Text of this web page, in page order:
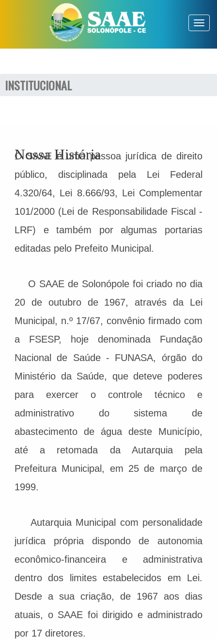
INSTITUCIONAL
Nossa História
O SAAE é uma pessoa jurídica de direito
público, disciplinada pela Lei Federal
4.320/64, Lei 8.666/93, Lei Complementar
101/2000 (Lei de Responsabilidade Fiscal -
LRF) e também por algumas portarias
editadas pelo Prefeito Municipal.
O SAAE de Solonópole foi criado no dia
20 de outubro de 1967, através da Lei
Municipal, n.º 17/67, convênio firmado com
a FSESP, hoje denominada Fundação
Nacional de Saúde - FUNASA, órgão do
Ministério da Saúde, que deteve poderes
para exercer o controle técnico e
administrativo do sistema de
abastecimento de água deste Município,
até a retomada da Autarquia pela
Prefeitura Municipal, em 25 de março de
1999.
Autarquia Municipal com personalidade
jurídica própria dispondo de autonomia
econômico-financeira e administrativa
dentro dos limites estabelecidos em Lei.
Desde a sua criação, de 1967 aos dias
atuais, o SAAE foi dirigido e administrado
por 17 diretores.